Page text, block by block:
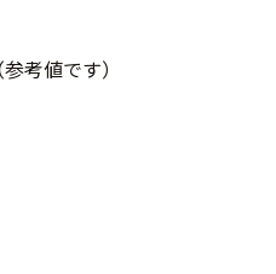
考値です）